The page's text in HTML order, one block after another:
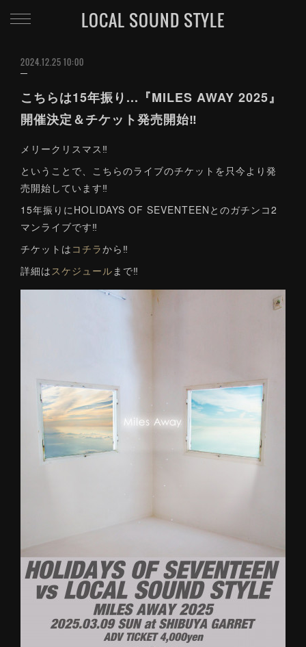
LOCAL SOUND STYLE
2024.12.25 10:00
こちらは15年振り...『MILES AWAY 2025』
開催決定＆チケット発売開始‼
メリークリスマス‼
ということで、こちらのライブのチケットを只今より発
売開始しています‼
15年振りにHOLIDAYS OF SEVENTEENとのガチンコ2
マンライブです‼
チケットは コチラから‼
詳細はスケジュールまで‼